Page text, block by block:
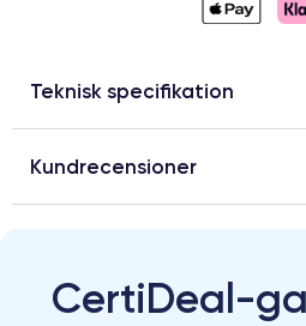
Teknisk specifikation
Kundrecensioner
CertiDeal-